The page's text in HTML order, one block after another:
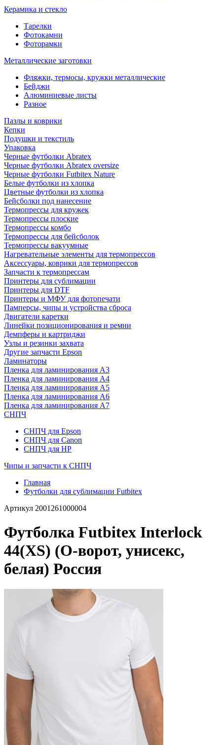
Керамика и стекло
Тарелки
Фотокамни
Фоторамки
Металлические заготовки
Фляжки, термосы, кружки металлические
Бейджи
Алюминиевые листы
Разное
Пазлы и коврики
Кепки
Подушки и текстиль
Упаковка
Черные футболки Abratex
Черные футболки Abratex oversize
Черные футболки Futbitex Nature
Белые футболки из хлопка
Цветные футболки из хлопка
Бейсболки под нанесение
Термопрессы для кружек
Термопрессы плоские
Термопрессы комбо
Термопрессы для бейсболок
Термопрессы вакуумные
Нагревательные элементы для термопрессов
Аксессуары, коврики для термопрессов
Запчасти к термопрессам
Принтеры для сублимации
Принтеры для DTF
Принтеры и МФУ для фотопечати
Памперсы, чипы и устройства сброса
Двигатели каретки
Линейки позиционирования и ремни
Демпферы и картриджи
Узлы и резинки захвата
Другие запчасти Epson
Ламинаторы
Пленка для ламинирования А3
Пленка для ламинирования А4
Пленка для ламинирования А5
Пленка для ламинирования А6
Пленка для ламинирования А7
СНПЧ
СНПЧ для Epson
СНПЧ для Canon
СНПЧ для HP
Чипы и запчасти к СНПЧ
Главная
Футболки для сублимации Futbitex
Артикул 2001261000004
Футболка Futbitex Interlock
44(XS) (О-ворот, унисекс,
белая) Россия